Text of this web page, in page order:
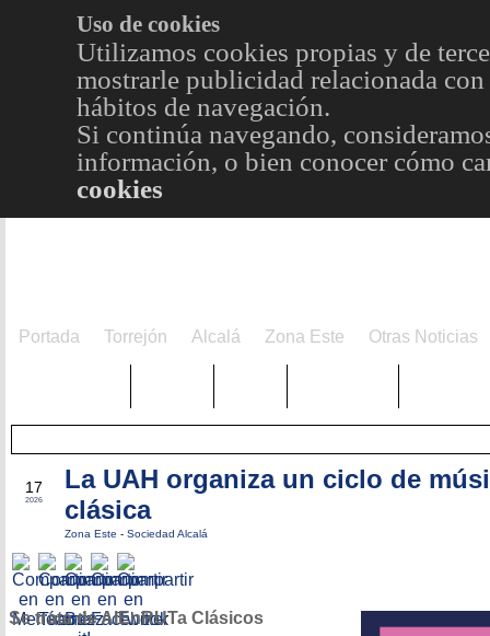
Uso de cookies
Utilizamos cookies propias y de
mostrarle publicidad relacionada
hábitos de navegación.
Si continúa navegando,
información, o bien conocer cómo
cookies
Portada Torrejón Alcalá Zona Este Otras Noticias
17
2026
La UAH organiza un ciclo de
clásica
Zona Este - Sociedad Alcalá
Se trata de AIEnRUTa Clásicos